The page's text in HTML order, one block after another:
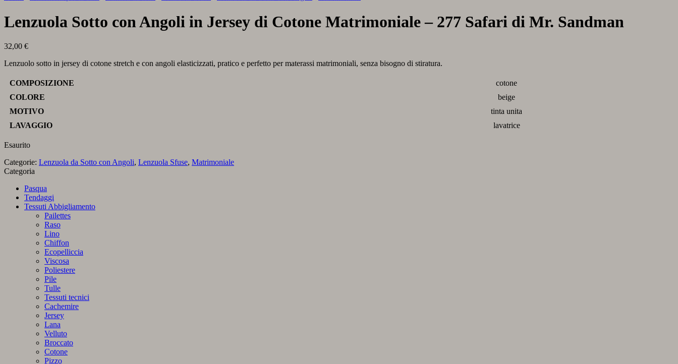
Lenzuola Sotto con Angoli in Jersey di Cotone Matrimoniale – 277 Safari di Mr. Sandman
32,00 €
Lenzuolo sotto in jersey di cotone stretch e con angoli elasticizzati, pratico e perfetto per materassi matrimoniali, senza bisogno di stiratura.
COMPOSIZIONE
cotone
COLORE
beige
MOTIVO
tinta unita
LAVAGGIO
lavatrice
Esaurito
Categorie: Lenzuola da Sotto con Angoli, Lenzuola Sfuse, Matrimoniale
Categoria
Pasqua
Tendaggi
Tessuti Abbigliamento
Pailettes
Raso
Lino
Chiffon
Ecopelliccia
Viscosa
Poliestere
Pile
Tulle
Tessuti tecnici
Cachemire
Jersey
Lana
Velluto
Broccato
Cotone
Pizzo